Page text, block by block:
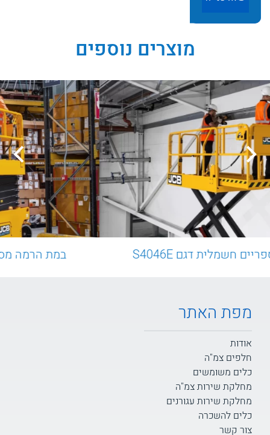
מוצרים נוספים
במת הרמה מספריים חשמלית דגם S4046E
מפת האתר
אודות
חלפים צמ"ה
כלים משומשים
מחלקת שירות צמ"ה
מחלקת שירות עגורנים
כלים להשכרה
צור קשר